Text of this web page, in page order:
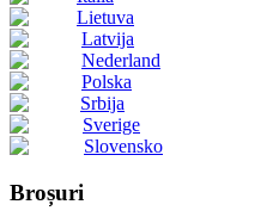
Lietuva
Latvija
Nederland
Polska
Srbija
Sverige
Slovensko
Broșuri